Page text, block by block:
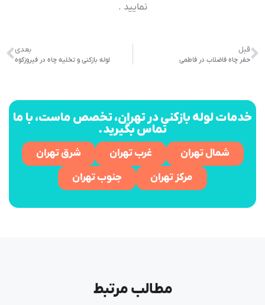
نمایید .
قبل
حفر چاه فاضلاب در فاطمی
بعدی
لوله بازکنی و تخلیه چاه در فیروزکوه
خدمات لوله بازکنی در تهران، تخصص ماست، با ما
تماس بگیرید.
شمال تهران غرب تهران
شرق تهران
مرکز تهران
جنوب تهران
مطالب مرتبط